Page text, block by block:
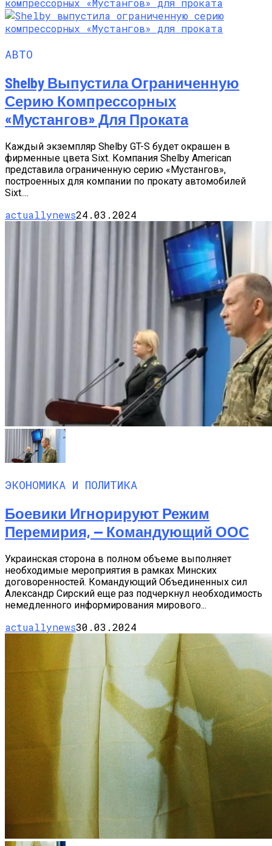
АВТО
Shelby Выпустила Ограниченную
Серию Компрессорных
«Мустангов» Для Проката
Каждый экземпляр Shelby GT-S будет окрашен в
фирменные цвета Sixt. Компания Shelby American
представила ограниченную серию «Мустангов»,
построенных для компании по прокату автомобилей
Sixt....
actuallynews24.03.2024
ЭКОНОМИКА И ПОЛИТИКА
Боевики Игнорируют Режим
Перемирия, — Командующий ООС
Украинская сторона в полном объеме выполняет
необходимые мероприятия в рамках Минских
договоренностей. Командующий Объединенных сил
Александр Сирский еще раз подчеркнул необходимость
немедленного информирования мирового...
actuallynews30.03.2024